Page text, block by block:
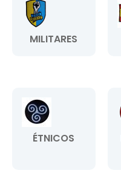
MILITARES
ÉTNICOS